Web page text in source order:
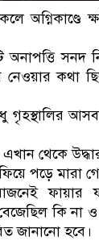
সনদ
কথা
থেকে
পড়ে মারা
ফায়ার
কি না
জানানো হবে।